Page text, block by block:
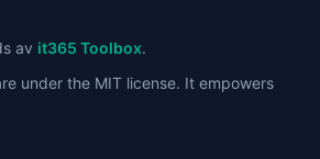
av it365 Toolbox.
under the MIT license. It empowers